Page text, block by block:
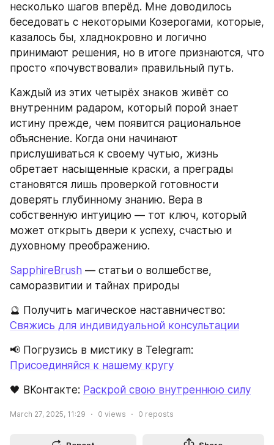
несколько шагов вперёд. Мне доводилось
беседовать с некоторыми Козерогами, которые,
казалось бы, хладнокровно и логично
принимают решения, но в итоге признаются, что
просто «почувствовали» правильный путь.
Каждый из этих четырёх знаков живёт со
внутренним радаром, который порой знает
истину прежде, чем появится рациональное
объяснение. Когда они начинают
прислушиваться к своему чутью, жизнь
обретает насыщенные краски, а преграды
становятся лишь проверкой готовности
доверять глубинному знанию. Вера в
собственную интуицию — тот ключ, который
может открыть двери к успеху, счастью и
духовному преображению.
SapphireBrush — статьи о волшебстве,
саморазвитии и тайнах природы
Свяжись для индивидуальной консультации
Присоединяйся к нашему кругу
🖤 ВКонтакте: Раскрой свою внутреннюю силу
March 27, 2025, 11:29 0 views 0 reposts